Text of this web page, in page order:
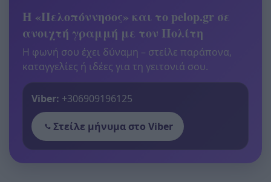
Η «Πελοπόννησος» και το pelop.gr σε
ανοιχτή γραμμή με τον Πολίτη
Η φωνή σου έχει δύναμη – στείλε παράπονα,
καταγγελίες ή ιδέες για τη γειτονιά σου.
Viber: +306909196125
Στείλε μήνυμα στο Viber